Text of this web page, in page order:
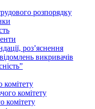
розпорядку
роз’яснення
викривачів
комітету
комітету
комітету